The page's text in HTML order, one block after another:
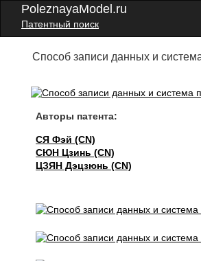
PoleznayaModel.ru
Патентный поиск
Способ записи данных и
Авторы патента:
СЯ Фэй (CN)
СЮН Цзинь (CN)
ЦЗЯН Дэцзюнь (CN)